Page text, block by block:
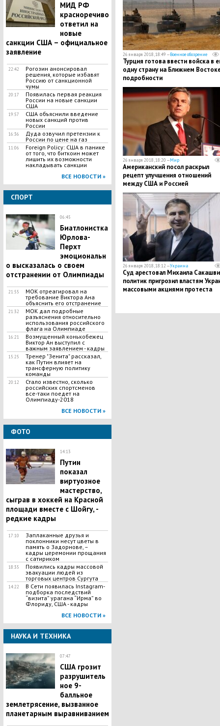
МИД РФ
красноречиво
ответил на
новые
санкции США – официальное
заявление
22:42
Рогозин анонсировал
решения, которые избавят
Россию от санкционной
чумы
20:17
Появилась первая реакция
России на новые санкции
США
19:57
США объяснили введение
новых санкций против
России
16:36
Дуда озвучил претензии к
России по цене на газ
11:06
Foreign Policy: США в панике
от того, что биткоин может
лишить их возможности
накладывать санкции
ВСЕ НОВОСТИ »
СПОРТ
06:45
Биатлонистка
Юрлова-
Перхт
эмоциональн
о высказалась о своем
отстранении от Олимпиады
21:55
МОК отреагировал на
требование Виктора Ана
объяснить его отстранение
21:32
МОК дал подробные
разъяснения относительно
использования российского
флага на Олимпиаде
16:21
Возмущенный конькобежец
Виктор Ан выступил с
важным заявлением - кадры
15:25
Тренер "Зенита" рассказал,
как Путин влияет на
трансферную политику
команды
20:12
Стало известно, сколько
российских спортсменов
все-таки поедет на
Олимпиаду-2018
ВСЕ НОВОСТИ »
ФОТО
14:13
Путин
показал
виртуозное
мастерство,
сыграв в хоккей на Красной
площади вместе с Шойгу, -
редкие кадры
17:10
Заплаканные друзья и
поклонники несут цветы в
память о Задорнове, –
кадры церемонии прощания
с сатириком
18:35
Появились кадры массовой
эвакуации людей из
торговых центров Сургута
14:22
В Сети появилась Іnstagram-
подборка последствий
“визита” урагана “Ирма” во
Флориду, США - кадры
ВСЕ НОВОСТИ »
НАУКА И ТЕХНИКА
07:47
США грозит
разрушитель
ное 9-
балльное
землетрясение, вызванное
планетарным выравниванием
26 января 2018, 18:49 —Военное обозрение
Турция готова ввести войска в
одну страну на Ближнем
подробности
26 января 2018, 18:20 —Мир
Американский посол раскрыл
рецепт улучшения отношений
между США и Россией
26 января 2018, 18:12 —Украина
Суд арестовал Михаила
политик пригрозил властям
массовыми акциями протеста